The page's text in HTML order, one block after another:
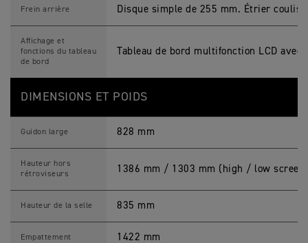
Frein arrière Disque simple de 255 mm. Étrier
Affichage et
fonctions du tableau
de bord
Tableau de bord multifonction LCD
DIMENSIONS ET POIDS
Guidon large 828 mm
Hauteur hors
rétroviseurs
1386 mm / 1303 mm (high / low screen
Hauteur de la selle 835 mm
Empattement 1422 mm